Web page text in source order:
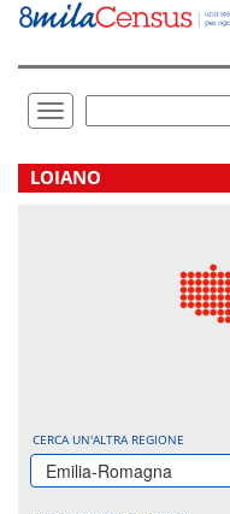
Vai
direttamente
Toggle
navigation
LOIANO
CERCA UN'ALTRA REGIONE
Emilia-Romagna